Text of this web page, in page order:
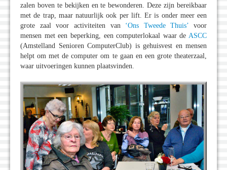
zalen boven te bekijken en te bewonderen. Deze zijn bereikbaar
met de trap, maar natuurlijk ook per lift. Er is onder meer een
grote zaal voor activiteiten van ‘Ons Tweede Thuis’ voor
mensen met een beperking, een computerlokaal waar de ASCC
(Amstelland Senioren ComputerClub) is gehuisvest en mensen
helpt om met de computer om te gaan en een grote theaterzaal,
waar uitvoeringen kunnen plaatsvinden.